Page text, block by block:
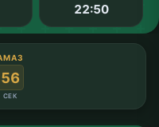
22:50
56
СЕК